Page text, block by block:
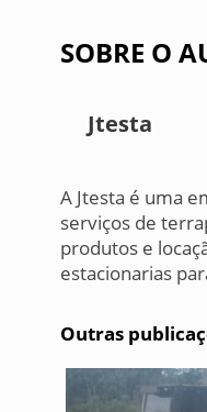
SOBRE O
Jtesta
A Jtesta é uma
serviços de
produtos e
estacionarias
Outras